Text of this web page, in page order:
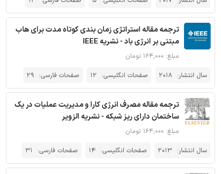
ترجمه مقاله استراتژی زمان بندی کوتاه مدت برای هاب
مبتنی بر انرژی باد - نشریه IEEE
مبلغ: ۱۶۴,۰۰۰ تومان
سال انتشار: 2018 صفحات انگلیسی: 12 صفحات فارسی: 29
ترجمه مقاله مصرف انرژی کارا و مدیریت عملیات در یک
ساختمان دارای ریز شبکه - نشریه الزویر
مبلغ: ۱۶۴,۰۰۰ تومان
سال انتشار: 2013 صفحات انگلیسی: 14 صفحات فارسی: 31